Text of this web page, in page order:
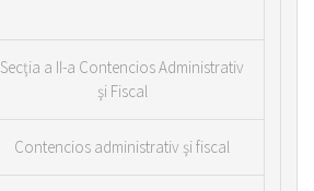
Secţia a II-a Contencios Administrativ
şi Fiscal
Contencios administrativ şi fiscal